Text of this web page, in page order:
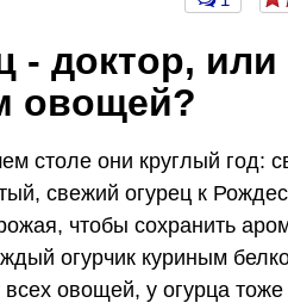
- доктор,
овощей?
столе они круглый год:
свежий огурец к
чтобы сохранить
огурчик куриным
овощей, у огурца